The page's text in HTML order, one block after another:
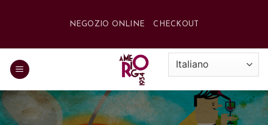
NEGOZIO ONLINE CHECKOUT